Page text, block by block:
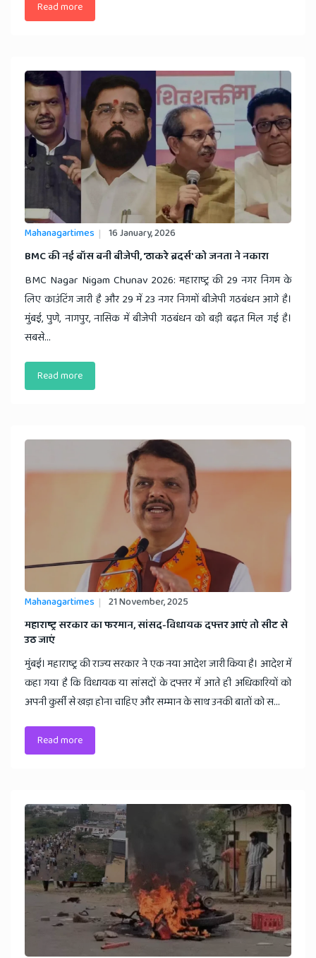
Read more
Mahanagartimes 16 January, 2026
​BMC की नई बॉस बनी बीजेपी, 'ठाकरे ब्रदर्स' को जनता ने नकारा
BMC Nagar Nigam Chunav 2026: महाराष्ट्र की 29 नगर निगम के
लिए काउंटिंग जारी है और 29 में 23 नगर निगमों बीजेपी गठबंधन आगे है।
मुंबई, पुणे, नागपुर, नासिक में बीजेपी गठबंधन को बड़ी बढ़त मिल गई है।
सबसे...
Read more
Mahanagartimes 21 November, 2025
​महाराष्ट्र सरकार का फरमान, सांसद-विधायक दफ्तर आएं तो सीट से
उठ जाएं
मुंबई। महाराष्ट्र की राज्य सरकार ने एक नया आदेश जारी किया है। आदेश में
कहा गया है कि विधायक या सांसदों के दफ्तर में आते ही अधिकारियों को
अपनी कुर्सी से खड़ा होना चाहिए और सम्मान के साथ उनकी बातों को स...
Read more